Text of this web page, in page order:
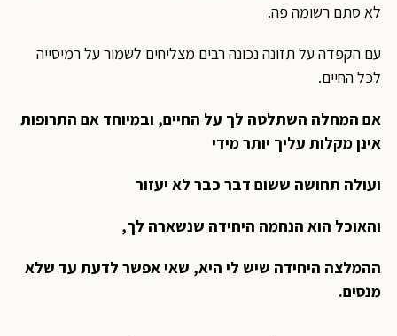
לא סתם רשומה פה.
עם הקפדה על תזונה נכונה רבים מצליחים לשמור על רמיסייה
לכל החיים.
אם המחלה השתלטה לך על החיים, ובמיוחד אם התרופות
אינן מקלות עליך יותר מידי
ועולה תחושה ששום דבר כבר לא יעזור
והאוכל הוא הנחמה היחידה שנשארה לך,
ההמלצה היחידה שיש לי היא, שאי אפשר לדעת עד שלא
מנסים.